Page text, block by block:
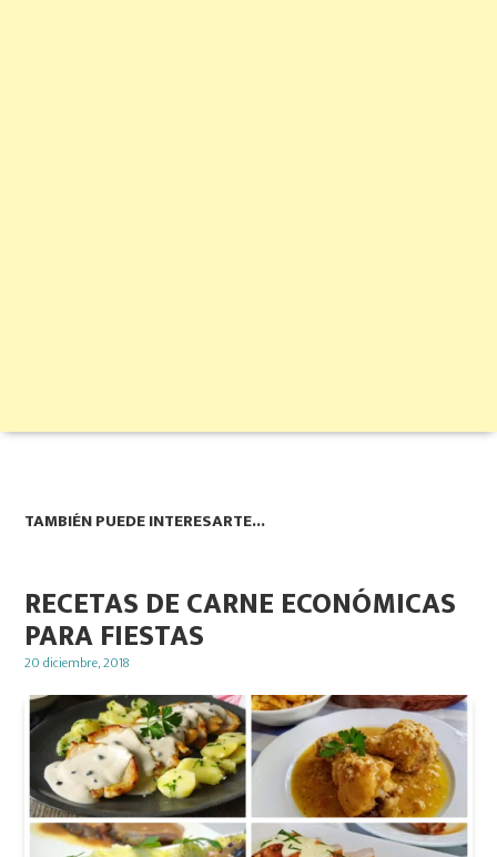
TAMBIÉN PUEDE INTERESARTE...
RECETAS DE CARNE ECONÓMICAS
PARA FIESTAS
Posted
20 diciembre, 2018